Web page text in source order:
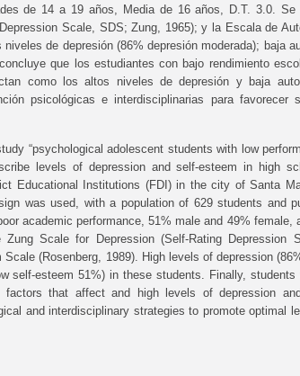
de 14 a 19 años, Media de 16 años, D.T. 3.0.
Scale, SDS; Zung, 1965); y la Escala de
niveles de depresión (86% depresión moderada); baja
que los estudiantes con bajo rendimiento
como los altos niveles de depresión y baja
psicológicas e interdisciplinarias para favorecer
“psychological adolescent students with low
levels of depression and self-esteem in high
Educational Institutions (FDI) in the city of Santa
was used, with a population of 629 students and
academic performance, 51% male and 49% female,
Zung Scale for Depression (Self-Rating Depression
Scale (Rosenberg, 1989). High levels of depression
self-esteem 51%) in these students. Finally,
factors that affect and high levels of depression
and interdisciplinary strategies to promote optimal